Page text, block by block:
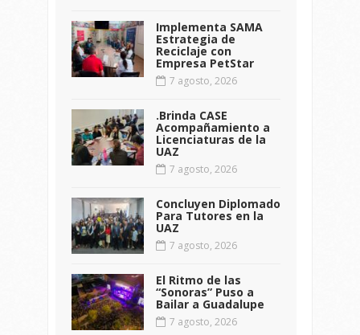
Implementa SAMA
Estrategia de
Reciclaje con
Empresa PetStar
7 agosto, 2026
.Brinda CASE
Acompañamiento a
Licenciaturas de la
UAZ
7 agosto, 2026
Concluyen Diplomado
Para Tutores en la
UAZ
7 agosto, 2026
El Ritmo de las
“Sonoras” Puso a
Bailar a Guadalupe
7 agosto, 2026